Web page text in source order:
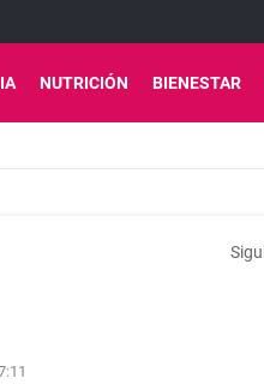
NUTRICIÓN BIENESTAR